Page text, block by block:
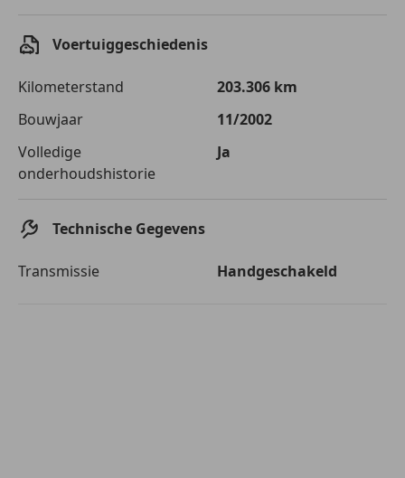
Voertuiggeschiedenis
Kilometerstand
203.306 km
Bouwjaar
11/2002
Volledige
onderhoudshistorie
Ja
Technische Gegevens
Transmissie Handgeschakeld